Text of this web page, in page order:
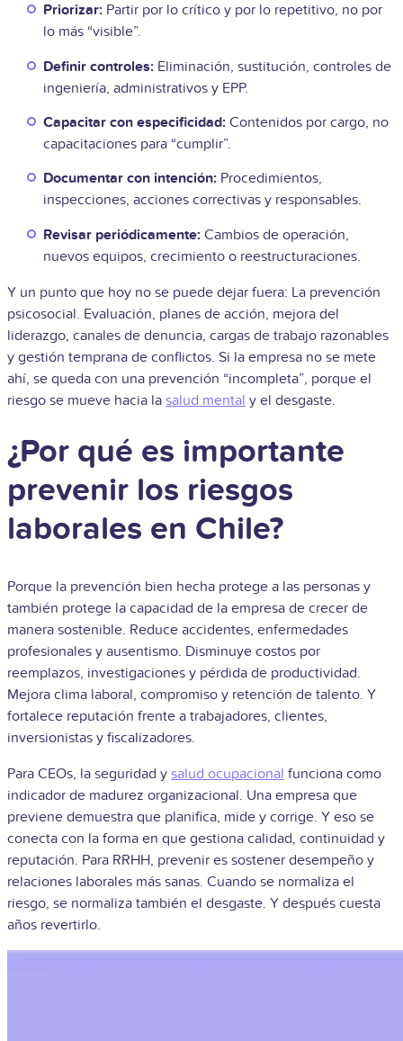
Priorizar: Partir por lo crítico y por lo repetitivo, no por
lo más “visible”.
Definir controles: Eliminación, sustitución, controles de
ingeniería, administrativos y EPP.
Capacitar con especificidad: Contenidos por cargo, no
capacitaciones para “cumplir”.
Documentar con intención: Procedimientos,
inspecciones, acciones correctivas y responsables.
Revisar periódicamente: Cambios de operación,
nuevos equipos, crecimiento o reestructuraciones.
Y un punto que hoy no se puede dejar fuera: La prevención
psicosocial. Evaluación, planes de acción, mejora del
liderazgo, canales de denuncia, cargas de trabajo razonables
y gestión temprana de conflictos. Si la empresa no se mete
ahí, se queda con una prevención “incompleta”, porque el
riesgo se mueve hacia la salud mental y el desgaste.
¿Por qué es importante
prevenir los riesgos
laborales en Chile?
Porque la prevención bien hecha protege a las personas y
también protege la capacidad de la empresa de crecer de
manera sostenible. Reduce accidentes, enfermedades
profesionales y ausentismo. Disminuye costos por
reemplazos, investigaciones y pérdida de productividad.
Mejora clima laboral, compromiso y retención de talento. Y
fortalece reputación frente a trabajadores, clientes,
inversionistas y fiscalizadores.
Para CEOs, la seguridad y salud ocupacional funciona como
indicador de madurez organizacional. Una empresa que
previene demuestra que planifica, mide y corrige. Y eso se
conecta con la forma en que gestiona calidad, continuidad y
reputación. Para RRHH, prevenir es sostener desempeño y
relaciones laborales más sanas. Cuando se normaliza el
riesgo, se normaliza también el desgaste. Y después cuesta
años revertirlo.